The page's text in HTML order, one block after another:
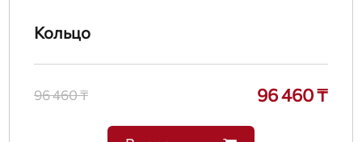
Кольцо
96 460 ₸ 96 460 ₸